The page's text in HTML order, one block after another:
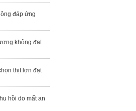
đáp ứng
không đạt
thịt lợn đạt
hồi do mất an